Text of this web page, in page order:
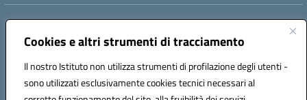
Cookies e altri strumenti di tracciamento
Il nostro Istituto non utilizza strumenti di profilazione degli utenti -
sono utilizzati esclusivamente cookies tecnici necessari al
Centralino:
Posta elettronica certificata (PEC):tpis02200a@pec.istruzione.it
Codice fiscale: 93066580817
Codice meccanografico:TPIS02200A